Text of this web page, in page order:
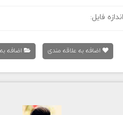
اندازه فایل:
اضافه به علاقه مندی اضافه